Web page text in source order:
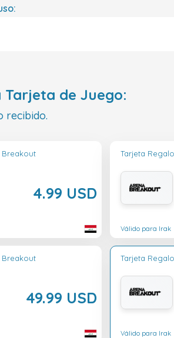
Tarjeta de Juego:
recibido.
Breakout
4.99 USD
Tarjeta
Válido para Irak
Breakout
49.99 USD
Tarjeta
Válido para Irak